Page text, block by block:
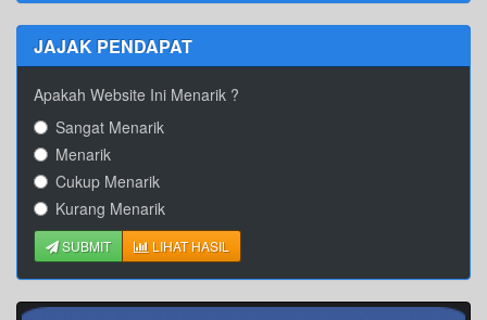
JAJAK PENDAPAT
Apakah Website Ini Menarik ?
Sangat Menarik
Menarik
Cukup Menarik
Kurang Menarik
SUBMIT LIHAT HASIL